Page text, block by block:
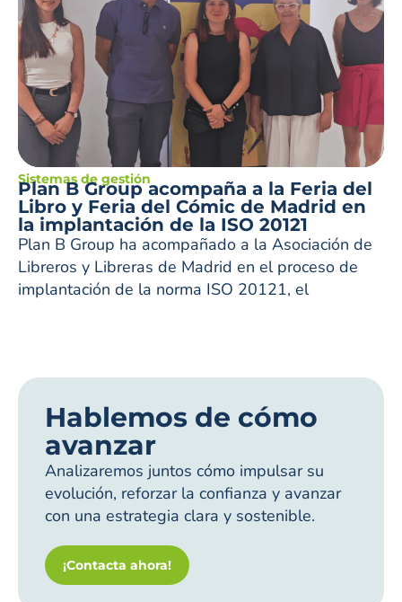
Sistemas de gestión
Plan B Group acompaña a la Feria del
Libro y Feria del Cómic de Madrid en
la implantación de la ISO 20121
Plan B Group ha acompañado a la Asociación de
Libreros y Libreras de Madrid en el proceso de
implantación de la norma ISO 20121, el
Hablemos de cómo
avanzar
Analizaremos juntos cómo impulsar su
evolución, reforzar la confianza y avanzar
con una estrategia clara y sostenible.
¡Contacta ahora!